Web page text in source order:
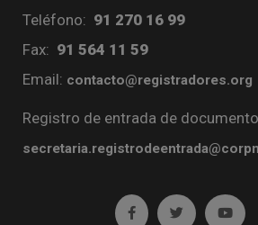
Teléfono: 91 270 16 99
Fax: 91 564 11 59
Email: contacto@registradores.org
Registro de entrada de
Ir a facebook (abre
Ir a twitter
Ir a